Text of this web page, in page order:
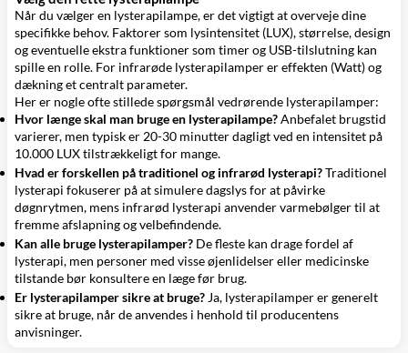
Når du vælger en lysterapilampe, er det vigtigt at overveje dine
specifikke behov. Faktorer som lysintensitet (LUX), størrelse, design
og eventuelle ekstra funktioner som timer og USB-tilslutning kan
spille en rolle. For infrarøde lysterapilamper er effekten (Watt) og
dækning et centralt parameter.
Her er nogle ofte stillede spørgsmål vedrørende lysterapilamper:
Hvor længe skal man bruge en lysterapilampe?Anbefalet brugstid
varierer, men typisk er 20-30 minutter dagligt ved en intensitet på
10.000 LUX tilstrækkeligt for mange.
Hvad er forskellen på traditionel og infrarød lysterapi?Traditionel
lysterapi fokuserer på at simulere dagslys for at påvirke
døgnrytmen, mens infrarød lysterapi anvender varmebølger til at
fremme afslapning og velbefindende.
Kan alle bruge lysterapilamper? De fleste kan drage fordel af
lysterapi, men personer med visse øjenlidelser eller medicinske
tilstande bør konsultere en læge før brug.
Er lysterapilamper sikre at bruge? Ja, lysterapilamper er generelt
sikre at bruge, når de anvendes i henhold til producentens
anvisninger.